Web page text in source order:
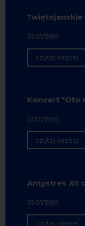
?więtojanskie
01/01/1990
czytaj więcej
Koncert "Oto
01/01/1990
czytaj więcej
Antystres XII
01/01/1990
czytaj więcej